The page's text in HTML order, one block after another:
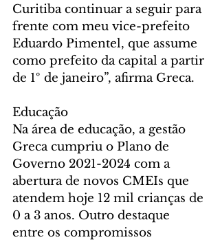
Curitiba continuar a seguir para
frente com meu vice-prefeito
Eduardo Pimentel, que assume
como prefeito da capital a partir
de 1º de janeiro”, afirma Greca.
Educação
Na área de educação, a gestão
Greca cumpriu o Plano de
Governo 2021-2024 com a
abertura de novos CMEIs que
atendem hoje 12 mil crianças de
0 a 3 anos. Outro destaque
entre os compromissos